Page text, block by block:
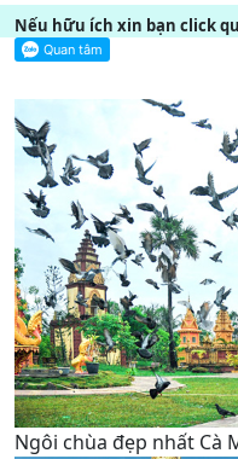
Nếu hữu ích xin bạn click
Ngôi chùa đẹp nhất Cà